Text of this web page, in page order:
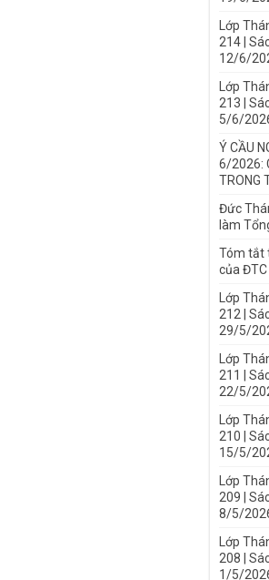
Lớp
214 |
12/6/
Lớp
213 |
5/6/
Ý CẦU
6/2026:
TRONG
Đức
làm
Tóm tắt
của ĐTC
Lớp
212 |
29/5/
Lớp
211 |
22/5/
Lớp
210 |
15/5/
Lớp
209 |
8/5/
Lớp
208 |
1/5/